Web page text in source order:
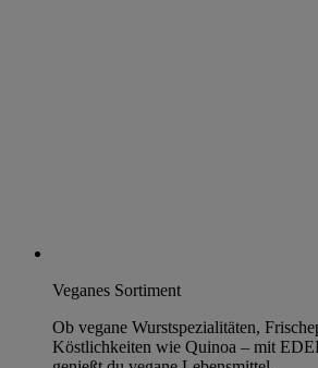
Veganes Sortiment
Ob vegane Wurstspezialitäten,
Köstlichkeiten wie Quinoa – mit